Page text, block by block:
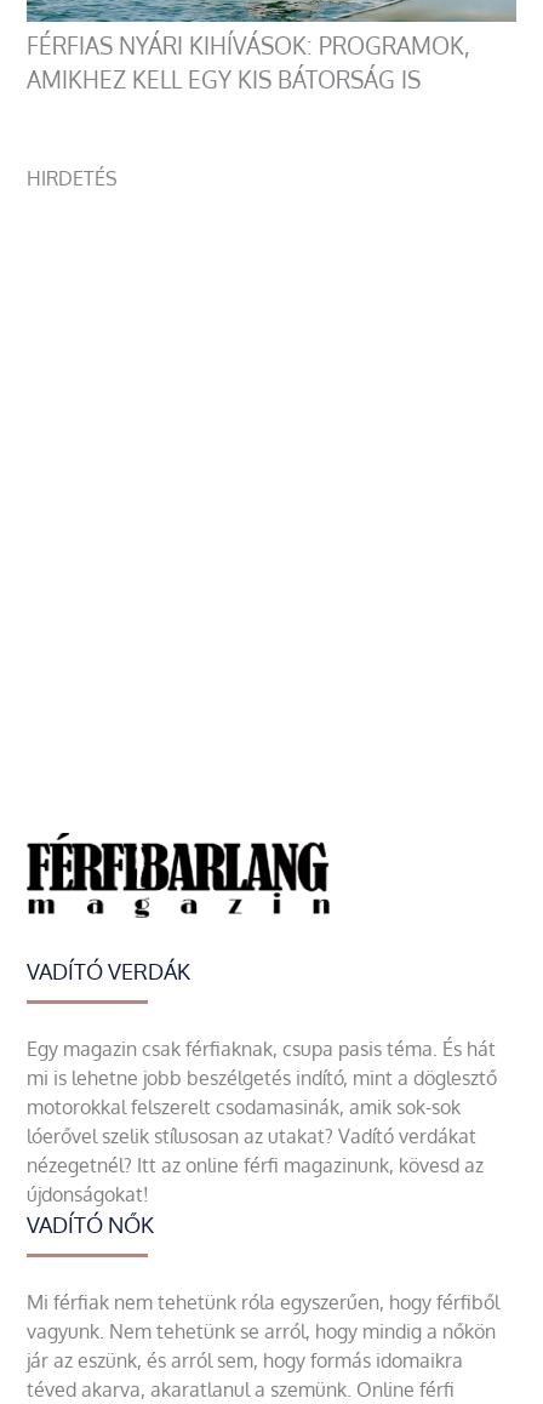
FÉRFIAS NYÁRI KIHÍVÁSOK: PROGRAMOK,
AMIKHEZ KELL EGY KIS BÁTORSÁG IS
HIRDETÉS
VADÍTÓ VERDÁK
Egy magazin csak férfiaknak, csupa pasis téma. És hát
mi is lehetne jobb beszélgetés indító, mint a döglesztő
motorokkal felszerelt csodamasinák, amik sok-sok
lóerővel szelik stílusosan az utakat? Vadító verdákat
nézegetnél? Itt az online férfi magazinunk, kövesd az
újdonságokat!
VADÍTÓ NŐK
Mi férfiak nem tehetünk róla egyszerűen, hogy férfiből
vagyunk. Nem tehetünk se arról, hogy mindig a nőkön
jár az eszünk, és arról sem, hogy formás idomaikra
téved akarva, akaratlanul a szemünk. Online férfi